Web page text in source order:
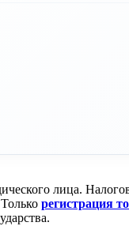
лица.
регистрация